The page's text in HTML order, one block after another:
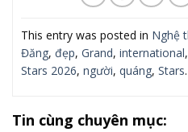
This entry was posted in Nghệ
Đăng, đẹp, Grand, international,
Stars 2026, người, quáng, Stars.
Tin cùng chuyên mục: